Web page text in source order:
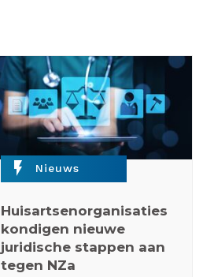
flash_on Nieuws
Huisartsenorganisaties
kondigen nieuwe
juridische stappen aan
tegen NZa